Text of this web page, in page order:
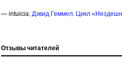
— intuicia: Дэвид Геммел. Цикл
Отзывы читателей